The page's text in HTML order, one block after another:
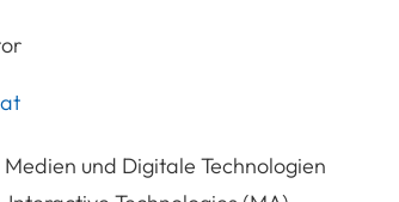
Medien und Digitale Technologien